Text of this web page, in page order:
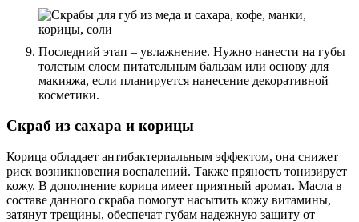
Последний этап – увлажнение. Нужно нанести на губы
толстым слоем питательным бальзам или основу для
макияжа, если планируется нанесение декоративной
косметики.
Скраб из сахара и корицы
Корица обладает антибактериальным эффектом, она снижет
риск возникновения воспалений. Также пряность тонизирует
кожу. В дополнение корица имеет приятный аромат. Масла в
составе данного скраба помогут насытить кожу витамины,
затянут трещины, обеспечат губам надежную защиту от